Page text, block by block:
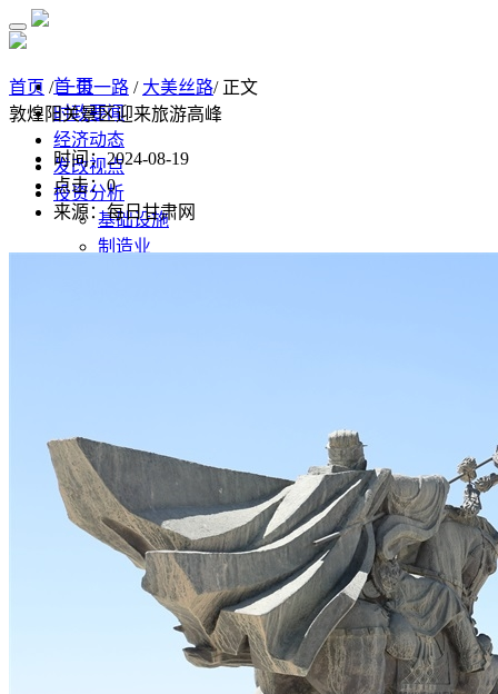
首 页
时政要闻
经济动态
发改视点
投资分析
基础设施
制造业
高质量发展
水利
污染防治
文化旅游
生态修复
产业发展
竞争性磋商/谈判
首页 /一带一路 / 大美丝路/ 正文
敦煌阳关景区迎来旅游高峰
时间：2024-08-19
点击：0
来源：每日甘肃网